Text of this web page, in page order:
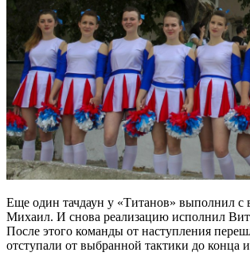
Еще один тачдаун у «Титанов» выполнил с
Михаил. И снова реализацию исполнил
После этого команды от наступления
отступали от выбранной тактики до конца